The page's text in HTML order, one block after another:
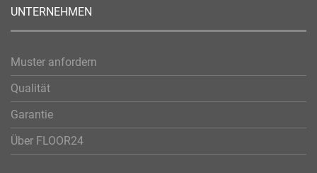
UNTERNEHMEN
Muster anfordern
Qualität
Garantie
Über FLOOR24